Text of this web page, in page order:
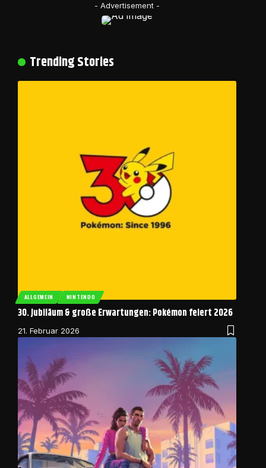
- Advertisement -
Trending Stories
ALLGEMEIN NINTENDO
30. Jubiläum & große Erwartungen: Pokémon feiert 2026
21. Februar 2026